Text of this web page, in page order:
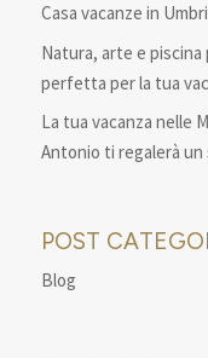
Casa vacanze in
Natura, arte e piscina
perfetta per la tua
La tua vacanza nelle
Antonio ti regalerà
POST
Blog